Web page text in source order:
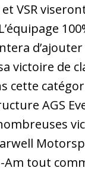
VSR
victoire de
cette
AGS
Am tout